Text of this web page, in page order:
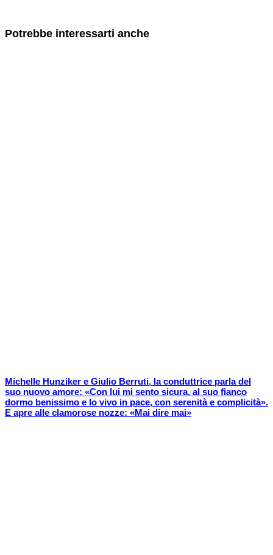
Potrebbe interessarti anche
Michelle Hunziker e Giulio Berruti, la conduttrice parla del
suo nuovo amore: «Con lui mi sento sicura, al suo fianco
dormo benissimo e lo vivo in pace, con serenità e complicità».
E apre alle clamorose nozze: «Mai dire mai»